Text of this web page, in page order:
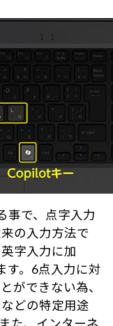
事で、点字入力
の入力方法で
字入力に加
す。6点入力に対
ができない為、
どの特定用途